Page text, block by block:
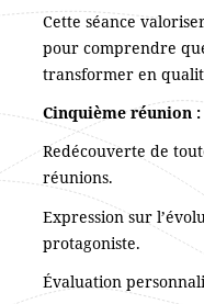
Cette séance
pour comprendre
transformer en
Cinquième réunion :
Redécouverte de
réunions.
Expression sur
protagoniste.
Évaluation